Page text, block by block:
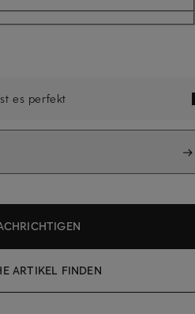
es perfekt
ARTIKEL FINDEN